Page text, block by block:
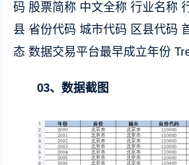
码 股票简称 中文全称 行业名称
县 省份代码 城市代码 区县代码
态 数据交易平台最早成立年份
03、数据截图